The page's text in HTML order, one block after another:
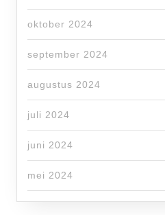
oktober 2024
september 2024
augustus 2024
juli 2024
juni 2024
mei 2024